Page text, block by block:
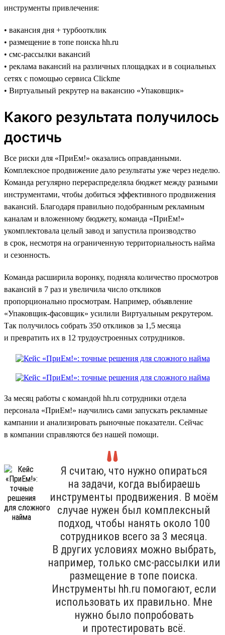
инструменты привлечения:
• вакансия дня + турбоотклик
• размещение в топе поиска hh.ru
• смс-рассылки вакансий
• реклама вакансий на различных площадках и в социальных
сетях с помощью сервиса Clickme
• Виртуальный рекрутер на вакансию «Упаковщик»
Какого результата получилось
достичь
Все риски для «ПриЕм!» оказались оправданными.
Комплексное продвижение дало результаты уже через неделю.
Команда регулярно перераспределяла бюджет между разными
инструментами, чтобы добиться эффективного продвижения
вакансий. Благодаря правильно подобранным рекламным
каналам и вложенному бюджету, команда «ПриЕм!»
укомплектовала целый завод и запустила производство
в срок, несмотря на ограниченную территориальность найма
и сезонность.
Команда расширила воронку, подняла количество просмотров
вакансий в 7 раз и увеличила число откликов
пропорционально просмотрам. Например, объявление
«Упаковщик-фасовщик» усилили Виртуальным рекрутером.
Так получилось собрать 350 откликов за 1,5 месяца
и превратить их в 12 трудоустроенных сотрудников.
За месяц работы с командой hh.ru сотрудники отдела
персонала «ПриЕм!» научились сами запускать рекламные
кампании и анализировать рыночные показатели. Сейчас
в компании справляются без нашей помощи.
Я считаю, что нужно опираться
на задачи, когда выбираешь
инструменты продвижения. В моём
случае нужен был комплексный
подход, чтобы нанять около 100
сотрудников всего за 3 месяца.
В других условиях можно выбрать,
например, только смс-рассылки или
размещение в топе поиска.
Инструменты hh.ru помогают, если
использовать их правильно. Мне
нужно было попробовать
и протестировать всё.